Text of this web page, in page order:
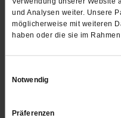
und Analysen weiter. Unsere
möglicherweise mit weiteren
haben oder die sie im
Notwendig
Präferenzen
Schmid mit
Ein Gespräch über die
Versuch, ihn zu deuten.
vonMichael Schrom. ·3